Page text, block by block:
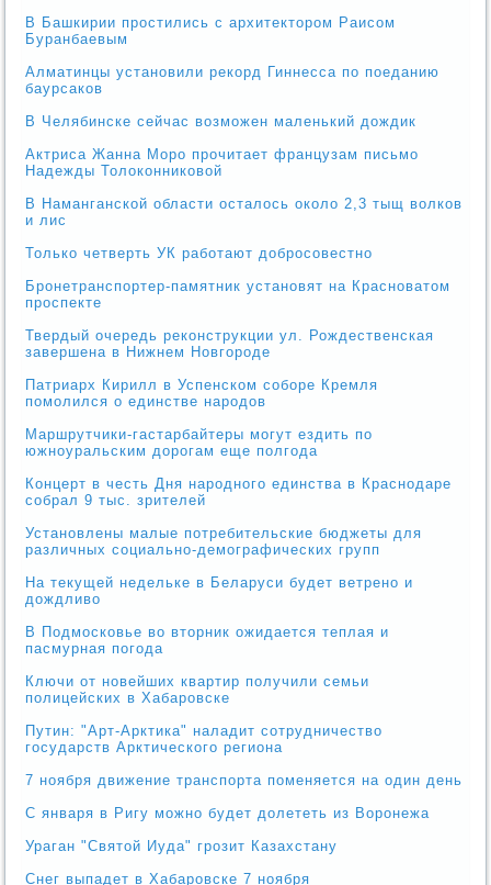
В Башкирии простились с архитектором Раисом
Буранбаевым
Алматинцы установили рекорд Гиннесса по поеданию
баурсаков
В Челябинске сейчас возможен маленький дождик
Актриса Жанна Моро прочитает французам письмо
Надежды Толоконниковой
В Наманганской области осталось около 2,3 тыщ волков
и лис
Только четверть УК работают добросовестно
Бронетранспортер-памятник установят на Красноватом
проспекте
Твердый очередь реконструкции ул. Рождественская
завершена в Нижнем Новгороде
Патриарх Кирилл в Успенском соборе Кремля
помолился о единстве народов
Маршрутчики-гастарбайтеры могут ездить по
южноуральским дорогам еще полгода
Концерт в честь Дня народного единства в Краснодаре
собрал 9 тыс. зрителей
Установлены малые потребительские бюджеты для
различных социально-демографических групп
На текущей недельке в Беларуси будет ветрено и
дождливо
В Подмосковье во вторник ожидается теплая и
пасмурная погода
Ключи от новейших квартир получили семьи
полицейских в Хабаровске
Путин: "Арт-Арктика" наладит сотрудничество
государств Арктического региона
7 ноября движение транспорта поменяется на один день
С января в Ригу можно будет долететь из Воронежа
Ураган "Святой Иуда" грозит Казахстану
Снег выпадет в Хабаровске 7 ноября